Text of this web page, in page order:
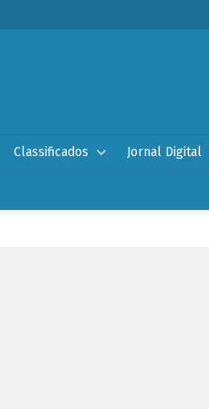
Classificados Jornal Digital